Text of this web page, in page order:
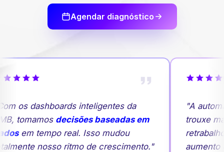
Agendar diagnóstico
os dashboards inteligentes da
tomamosdecisões baseadas em
em tempo real. Isso mudou
nosso ritmo de crescimento."
"A
trouxe
aumento